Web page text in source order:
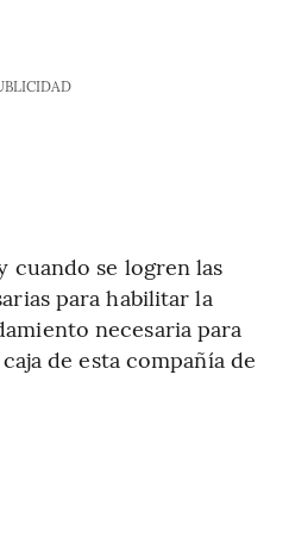
cuando se logren las
para habilitar la
necesaria para
de esta compañía de